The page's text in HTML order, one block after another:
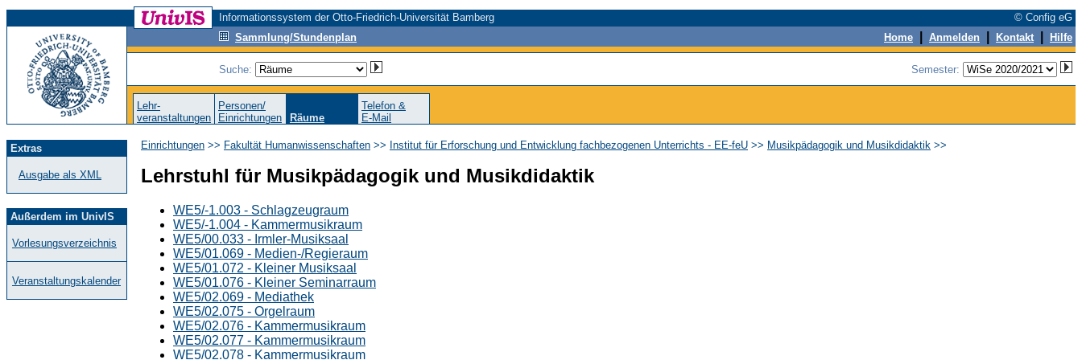
Informationssystem der Otto-Friedrich-Universität Bamberg
© Config eG
Sammlung/Stundenplan
Home Anmelden Kontakt Hilfe
Suche: Semester:
Lehr-
veranstaltungen
Personen/
Einrichtungen
Räume
Telefon &
E-Mail
Extras
Ausgabe als XML
Außerdem im UnivIS
Vorlesungsverzeichnis
Veranstaltungskalender
Einrichtungen >> Fakultät Humanwissenschaften >> Institut für Erforschung und Entwicklung fachbezogenen Unterrichts - EE-feU >> Musikpädagogik und Musikdidaktik >>
Lehrstuhl für Musikpädagogik und Musikdidaktik
WE5/-1.003 - Schlagzeugraum
WE5/-1.004 - Kammermusikraum
WE5/00.033 - Irmler-Musiksaal
WE5/01.069 - Medien-/Regieraum
WE5/01.072 - Kleiner Musiksaal
WE5/01.076 - Kleiner Seminarraum
WE5/02.069 - Mediathek
WE5/02.075 - Orgelraum
WE5/02.076 - Kammermusikraum
WE5/02.077 - Kammermusikraum
WE5/02.078 - Kammermusikraum